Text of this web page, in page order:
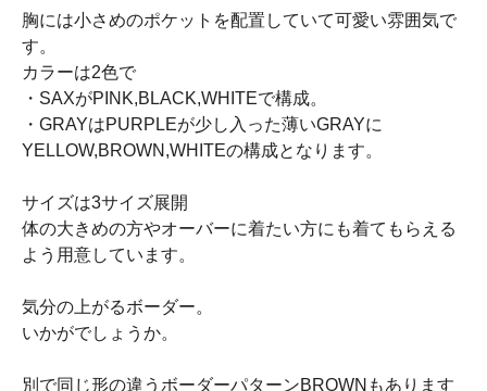
胸には小さめのポケットを配置していて可愛い雰囲気で
す。
カラーは2色で
・SAXがPINK,BLACK,WHITEで構成。
・GRAYはPURPLEが少し入った薄いGRAYに
YELLOW,BROWN,WHITEの構成となります。
サイズは3サイズ展開
体の大きめの方やオーバーに着たい方にも着てもらえる
よう用意しています。
気分の上がるボーダー。
いかがでしょうか。
別で同じ形の違うボーダーパターンBROWNもあります